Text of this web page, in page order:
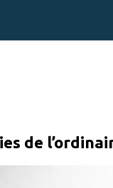
de